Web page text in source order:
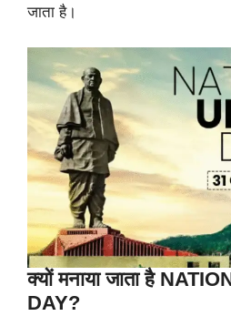
जाता है।
क्यों मनाया जाता है
DAY?